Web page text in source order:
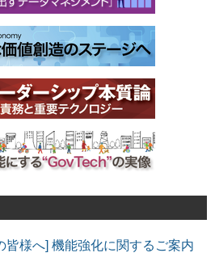
皆様へ] 機能強化に関するご案内